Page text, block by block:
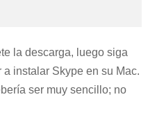
la descarga, luego siga
instalar Skype en su Mac.
ser muy sencillo; no